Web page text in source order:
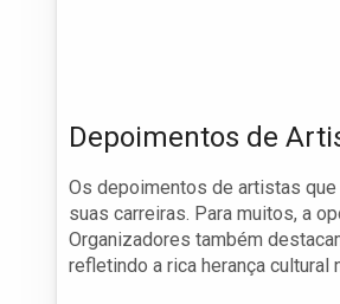
Depoimentos de
Os depoimentos de artistas
suas carreiras. Para muitos, a
Organizadores também
refletindo a rica herança cultural